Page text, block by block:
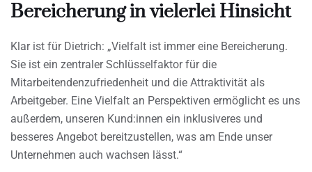
Bereicherung in vielerlei Hinsicht
Klar ist für Dietrich: „Vielfalt ist immer eine Bereicherung.
Sie ist ein zentraler Schlüsselfaktor für die
Mitarbeitendenzufriedenheit und die Attraktivität als
Arbeitgeber. Eine Vielfalt an Perspektiven ermöglicht es uns
außerdem, unseren Kund:innen ein inklusiveres und
besseres Angebot bereitzustellen, was am Ende unser
Unternehmen auch wachsen lässt.“